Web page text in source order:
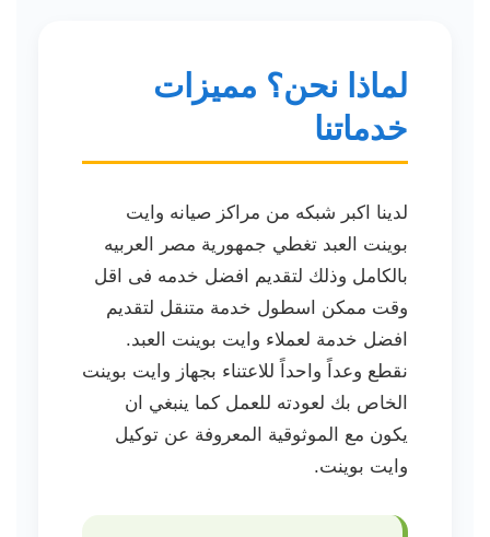
لماذا نحن؟ مميزات
خدماتنا
لدينا اكبر شبكه من مراكز صيانه وايت
بوينت العبد تغطي جمهورية مصر العربيه
بالكامل وذلك لتقديم افضل خدمه فى اقل
وقت ممكن اسطول خدمة متنقل لتقديم
افضل خدمة لعملاء وايت بوينت العبد.
نقطع وعداً واحداً للاعتناء بجهاز وايت بوينت
الخاص بك لعودته للعمل كما ينبغي ان
يكون مع الموثوقية المعروفة عن توكيل
وايت بوينت.